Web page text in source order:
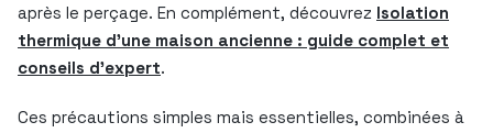
après le perçage. En complément, découvrez Isolation
thermique d’une maison ancienne : guide complet et
conseils d’expert.
Ces précautions simples mais essentielles, combinées à